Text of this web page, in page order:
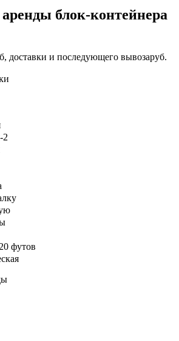
блок-контейнера
доставки и последующего вывозаруб.
2
футов